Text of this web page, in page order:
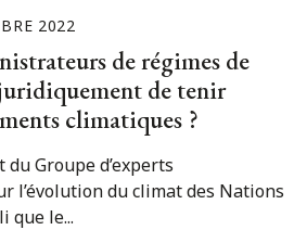
2022
de régimes de
de tenir
climatiques ?
Groupe d’experts
l’évolution du climat des Nations
que le...